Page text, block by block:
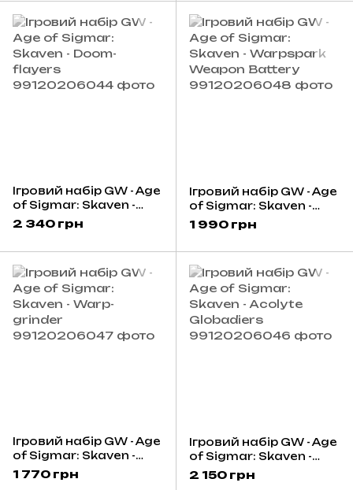
Ігровий набір GW - Age
of Sigmar: Skaven -
Doom-flayers
2 340 грн
Ігровий набір GW - Age
of Sigmar: Skaven -
Warpspark Weapon
1 990 грн
Ігровий набір GW - Age
of Sigmar: Skaven -
Warp-grinder
1 770 грн
Ігровий набір GW - Age
of Sigmar: Skaven -
Acolyte Globadiers
2 150 грн